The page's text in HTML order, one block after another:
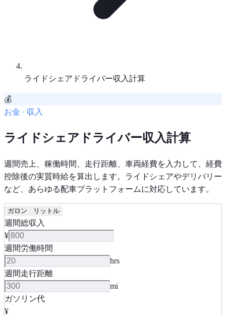
ライドシェアドライバー収入計算
💰
お金 · 収入
ライドシェアドライバー収入計算
週間売上、稼働時間、走行距離、車両経費を入力して、経費
控除後の実質時給を算出します。ライドシェアやデリバリー
など、あらゆる配車プラットフォームに対応しています。
ガロン リットル
週間総収入
¥
週間労働時間
hrs
週間走行距離
mi
ガソリン代
¥